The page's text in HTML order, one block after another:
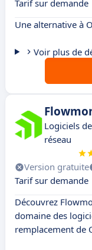
Tarif sur demande
Une alternative à
Voir plus de
Logiciels
réseau
Version gratuite
Tarif sur demande
Découvrez
domaine des
remplacement de